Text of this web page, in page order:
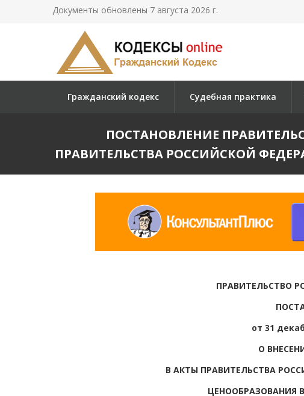
Документы обновлены 7 августа 2026 г.
Гражданский кодекс Судебная практика
ПОСТАНОВЛЕНИЕ
ПРАВИТЕЛЬСТВА РОССИЙСКОЙ
ПРАВИТЕЛЬСТВО
от 31
О
В АКТЫ ПРАВИТЕЛЬСТВА
ЦЕНООБРАЗОВАНИЯ